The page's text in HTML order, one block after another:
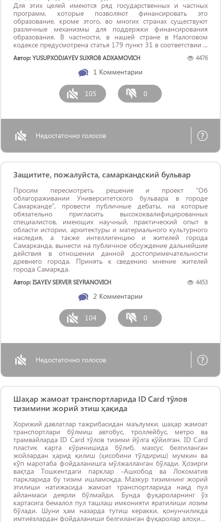
Для этих целей имеются ряд государственных и частных
программ, которые позволяют финансировать это
образование, кроме этого, во многих странах существуют
различные механизмы для поддержки финансирования
образования. В частности, в нашей стране в Налоговом
кодексе предусмотрена статья 179 пункт 31 в соответствии ...
Автор: YUSUPXODJAYEV SUXROB ADXAMOVICH 4476
1 Комментарии
105 0
Недостаточно голосов
Защитите, пожалуйста, самаркандский бульвар
Просим пересмотреть решение и проект “Об
облагораживании Университетского бульвара в городе
Самарканде”, провести публичные дебаты, на которые
обязательно пригласить высококвалифицированных
специалистов, имеющих научный, практический опыт в
области истории, архитектуры и материального культурного
наследия, а также интеллигенцию и жителей города
Самарканда, вынести на публичное обсуждение дальнейшие
действия в отношении данной достопримечательности
древнего города. Принять к сведению мнение жителей
города Самаркда.
Автор: ISAYEV SERVER SEYRANOVICH 4453
2 Комментарии
104 0
Недостаточно голосов
Шаҳар жамоат транспортларида ID Card тўлов
тизимини жорий этиш ҳақида
Хорижий давлатлар тажрибасидан маълумки, шаҳар жамоат
транспортлари бўлмиш автобус, троллейбус, метро ва
трамвайларда ID Card тўлов тизими йўлга қўйилган. ID Card
пластик карта кўринишида бўлиб, махсус белгиланган
жойлардан ҳарид қилиш (ҳисобини тўлдириш) мумкин ва
кўп маротаба фойдаланишга мўлжалланган бўлади. Ҳозирги
вақтда Тошкентдаги парклар -Ашхобод ва Локоматив
паркларида бу тизим ишламоқда. Мазкур тизимнинг жорий
этилиши натижасида жамоат транспортларида нақд пул
айланмаси деярли бўлмайди. Бунда фуқароларнинг ўз
картасига бемалол пул ташлаш имконияти яратилиши лозим
бўлади. Шуни ҳам назарда тутиш керакки, қонунчиликда
имтиёзлардан фойдаланиши белгиланган фуқаролар алоҳида